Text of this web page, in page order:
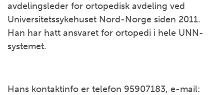
avdelingsleder for ortopedisk avdeling ved
Universitetssykehuset Nord-Norge siden 2011.
Han har hatt ansvaret for ortopedi i hele UNN-
systemet.
Hans kontaktinfo er telefon 95907183, e-mail: